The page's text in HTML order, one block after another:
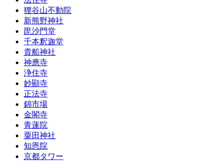
狸谷山不動院
新熊野神社
毘沙門堂
千本釈迦堂
貴船神社
神應寺
浄住寺
妙顯寺
正法寺
錦市場
金閣寺
青蓮院
粟田神社
知恩院
京都タワー